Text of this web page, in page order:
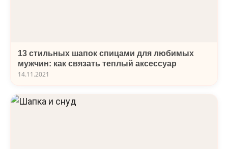
13 стильных шапок спицами для любимых
мужчин: как связать теплый аксессуар
14.11.2021